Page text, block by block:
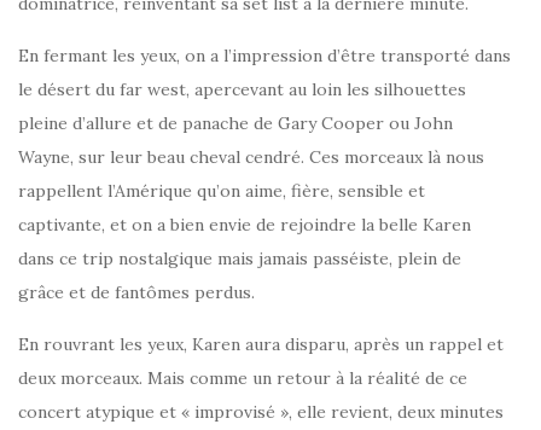
En fermant les yeux, on a l’impression d’être transporté dans
le désert du far west, apercevant au loin les silhouettes
pleine d’allure et de panache de Gary Cooper ou John
Wayne, sur leur beau cheval cendré. Ces morceaux là nous
rappellent l’Amérique qu’on aime, fière, sensible et
captivante, et on a bien envie de rejoindre la belle Karen
dans ce trip nostalgique mais jamais passéiste, plein de
grâce et de fantômes perdus.
En rouvrant les yeux, Karen aura disparu, après un rappel et
deux morceaux. Mais comme un retour à la réalité de ce
concert atypique et « improvisé », elle revient, deux minutes